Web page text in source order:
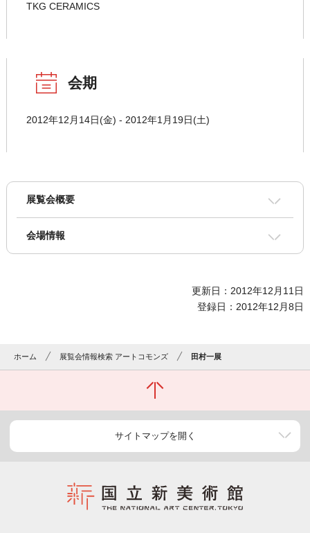
TKG CERAMICS
会期
2012年12月14日(金) - 2012年1月19日(土)
展覧会概要
会場情報
更新日：2012年12月11日
登録日：2012年12月8日
ホーム 展覧会情報検索 アートコモンズ 田村一展
サイトマップを開く